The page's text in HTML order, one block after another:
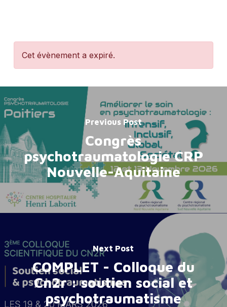
Cet évènement a expiré.
Previous Post
Congrès
psychotraumatologie CRP
Nouvelle-Aquitaine
Next Post
COMPLET - Colloque du
Cn2r : soutien social et
psychotraumatisme